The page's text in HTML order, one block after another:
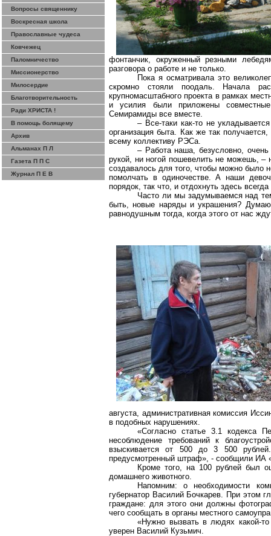
Вопросы священнику
Воскресная школа
Православные чудеса
Ковчежец
Паломничество
Миссионерство
Милосердие
Благотворительность
Ради ХРИСТА !
В помощь болящему
Архив
Альманах П Л
Газета П П С
Журнал П Е В
фонтанчик, окруженный резными
разговора о работе и не только.
Пока я осматривала это
скромно стояли поодаль. Начала
крупномасштабного проекта в рамках
и усилия были приложены
Семирамиды все вместе.
– Все-таки как-то не
организация быта. Как же так
всему коллективу РЭСа.
– Работа наша, безусловно,
рукой, ни ногой пошевелить не можешь, –
создавалось для того, чтобы можно было
помолчать в одиночестве. А наши
порядок, так что, и отдохнуть здесь
Часто ли мы задумываемся над
быть, новые наряды и украшения?
равнодушным тогда, когда этого от нас
августа, административная комиссия
в подобных нарушениях.
«Согласно статье 3.1 кодекса
несоблюдение требований к
взыскивается от 500 до 3 500
предусмотренный штраф», - сообщили ИА
Кроме того, на 100 рублей был
домашнего животного.
Напомним: о необходимости
губернатор Василий Бочкарев. При этом
граждане: для этого они должны
чего сообщать в органы местного
«Нужно вызвать в людях какой-
уверен Василий Кузьмич.